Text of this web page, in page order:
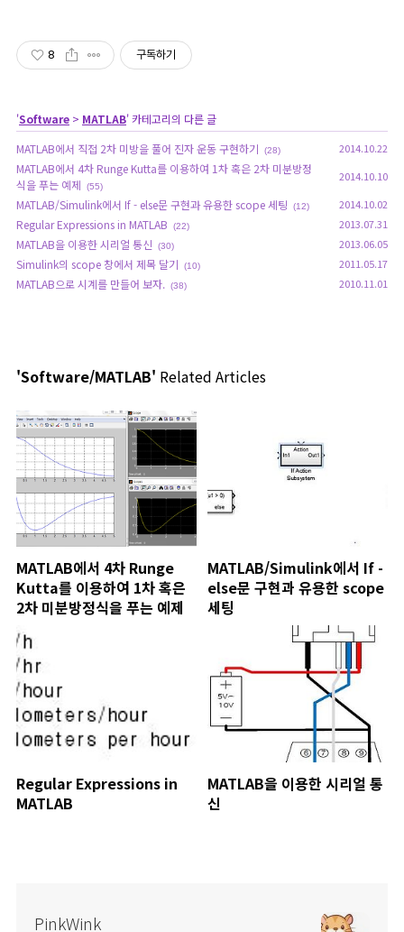
8 구독하기
'Software > MATLAB' 카테고리의 다른 글
MATLAB에서 직접 2차 미방을 풀어 진자 운동 구현하기
(28) 2014.10.22
MATLAB에서 4차 Runge Kutta를 이용하여 1차 혹은 2차 미분방정
식을 푸는 예제
(55)
2014.10.10
MATLAB/Simulink에서 If - else문 구현과 유용한 scope 세팅 (12) 2014.10.02
Regular Expressions in MATLAB (22) 2013.07.31
MATLAB을 이용한 시리얼 통신 (30) 2013.06.05
Simulink의 scope 창에서 제목 달기 (10) 2011.05.17
MATLAB으로 시계를 만들어 보자. (38) 2010.11.01
'Software/MATLAB' Related Articles
MATLAB에서 4차 Runge
Kutta를 이용하여 1차 혹은
2차 미분방정식을 푸는 예제
MATLAB/Simulink에서 If -
else문 구현과 유용한 scope
세팅
Regular Expressions in
MATLAB
MATLAB을 이용한 시리얼 통
신
PinkWink